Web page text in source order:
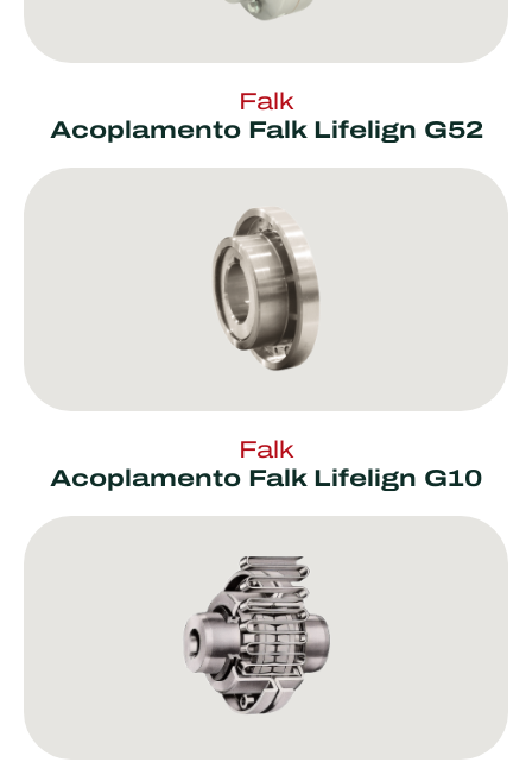
Falk
Acoplamento Falk Lifelign G52
Falk
Acoplamento Falk Lifelign G10